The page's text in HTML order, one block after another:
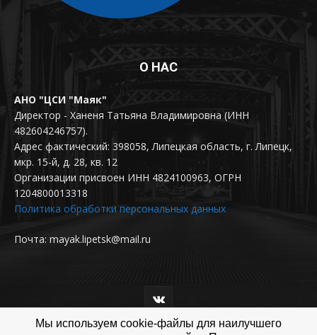
О НАС
АНО "ЦСИ "Маяк"
Директор - Ханеня Татьяна Владимировна (ИНН
482604246757).
Адрес фактический: 398058, Липецкая область, г. Липецк,
мкр. 15-й, д. 28, кв. 12
Организации присвоен ИНН 4824100963, ОГРН
1204800013318
Политика обработки персональных данных
Почта: mayak.lipetsk@mail.ru
Мы используем cookie-файлы для наилучшего